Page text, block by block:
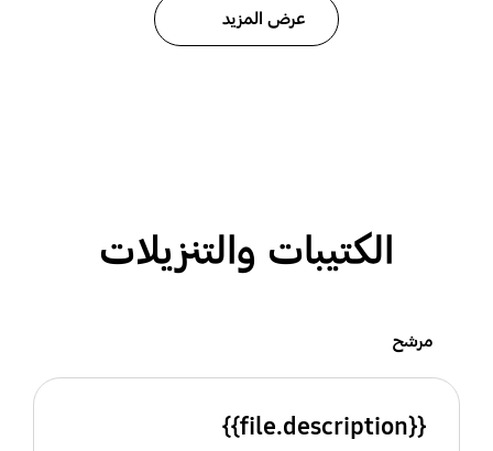
عرض المزيد
الكتيبات والتنزيلات
مرشح
{{file.description}}